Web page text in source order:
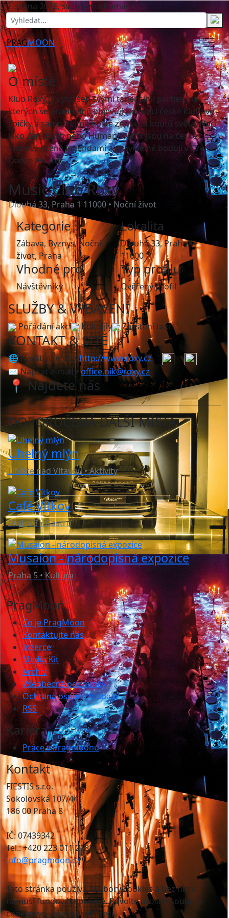
9. srpna 2026, svátek má Roman
PRAGMOON
O místě
Klub Roxy je vyhlášen svými tanečními parties, na
kterých se pravidelně objevují zástupci české klubové
špičky a samozřejmě hosté ze všech koutů světa. Noci
jako Zen, Bush nebo Human Traffix jsou na české
klubové scéně legendami a pravidelně bodují v Czech
Dance Awards.
Music Club Roxy
Dlouhá 33, Praha 1 11000 • Noční život
Kategorie
Zábava, Byznys, Noční
život, Praha
Lokalita
Dlouhá 33, Praha 1
11000
Vhodné pro
Návštěvníky
Typ profilu
Ověřený profil
SLUŽBY & VYBAVENÍ
Pořádání akcí Koktejly Zajištění taxi
KONTAKT & SÍTĚ
🌐 Navštívit web •http://www.roxy.cz
✉️ Napsat e-mail •office.nik@roxy.cz
📍 Najdete nás
DOPORUČENÁ DALŠÍ MÍSTA
Uhelný mlýn
Libčice nad Vltavou • Aktivity
Café Vítkov
Praha 3 • Gastro
Musaion - národopisná expozice
Praha 5 • Kultura
PragMoon
Co je PragMoon
Kontaktujte nás
Inzerce
Media Kit
Archiv
Všeobecné podmínky
Ochrana osobních údajů
RSS
Kariéra
Práce v Pragmoonu
Kontakt
FIESTIS s.r.o.
Sokolovská 107/44
186 00 Praha 8
IČ: 07439342
Tel.: +420 223 011 218
info@pragmoon.cz
Tato stránka používá soubory cookies a bez nich
nemusí fungovat správně. Povolte prosím soubory
cookies ve vašem prohlížeči.